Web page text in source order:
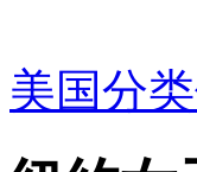
美国分